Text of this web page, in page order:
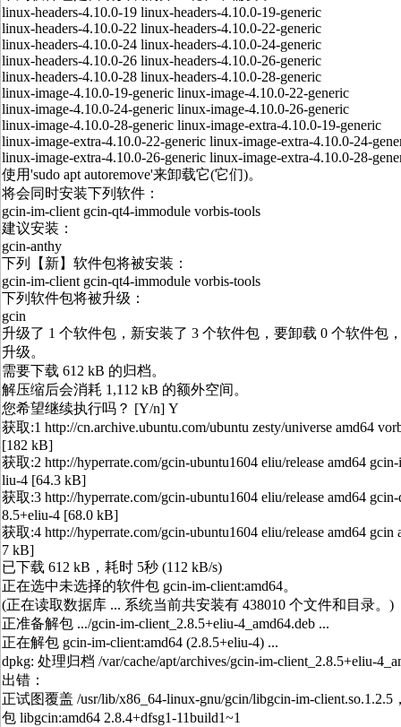
linux-headers-4.10.0-19 linux-headers-4.10.0-19-generic
linux-headers-4.10.0-22 linux-headers-4.10.0-22-generic
linux-headers-4.10.0-24 linux-headers-4.10.0-24-generic
linux-headers-4.10.0-26 linux-headers-4.10.0-26-generic
linux-headers-4.10.0-28 linux-headers-4.10.0-28-generic
linux-image-4.10.0-19-generic linux-image-4.10.0-22-generic
linux-image-4.10.0-24-generic linux-image-4.10.0-26-generic
linux-image-4.10.0-28-generic linux-image-extra-4.10.0-19-generic
linux-image-extra-4.10.0-22-generic linux-image-extra-4.10.0-24-
linux-image-extra-4.10.0-26-generic linux-image-extra-4.10.0-28-
使用'sudo apt autoremove'来卸载它(它们)。
将会同时安装下列软件：
gcin-im-client gcin-qt4-immodule vorbis-tools
建议安装：
gcin-anthy
下列【新】软件包将被安装：
gcin-im-client gcin-qt4-immodule vorbis-tools
下列软件包将被升级：
gcin
升级了 1 个软件包，新安装了 3 个软件包，要卸载 0 个软件包
升级。
需要下载 612 kB 的归档。
解压缩后会消耗 1,112 kB 的额外空间。
您希望继续执行吗？ [Y/n] Y
获取:1 http://cn.archive.ubuntu.com/ubuntu zesty/universe amd64
[182 kB]
获取:2 http://hyperrate.com/gcin-ubuntu1604 eliu/release amd64
liu-4 [64.3 kB]
获取:3 http://hyperrate.com/gcin-ubuntu1604 eliu/release amd64
8.5+eliu-4 [68.0 kB]
获取:4 http://hyperrate.com/gcin-ubuntu1604 eliu/release amd64 gcin
7 kB]
已下载 612 kB，耗时 5秒 (112 kB/s)
正在选中未选择的软件包 gcin-im-client:amd64。
(正在读取数据库 ... 系统当前共安装有 438010 个文件和目录。)
正准备解包 .../gcin-im-client_2.8.5+eliu-4_amd64.deb ...
正在解包 gcin-im-client:amd64 (2.8.5+eliu-4) ...
dpkg: 处理归档 /var/cache/apt/archives/gcin-im-client_2.8.5+eliu-
出错：
正试图覆盖 /usr/lib/x86_64-linux-gnu/gcin/libgcin-im-
包 libgcin:amd64 2.8.4+dfsg1-11build1~1